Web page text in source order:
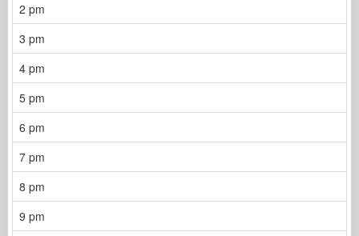
2 pm
3 pm
4 pm
5 pm
6 pm
7 pm
8 pm
9 pm